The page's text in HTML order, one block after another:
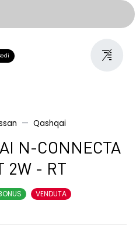
Qashqai
N-CONNECTA
2W - RT
VENDUTA